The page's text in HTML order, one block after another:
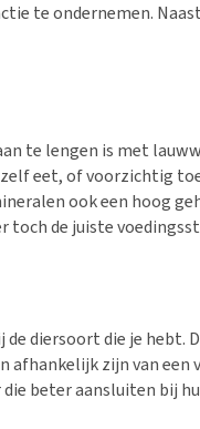
te ondernemen.
te lengen is met
eet, of voorzichtig
ook een hoog
de juiste
diersoort die je hebt.
afhankelijk zijn van
beter aansluiten bij